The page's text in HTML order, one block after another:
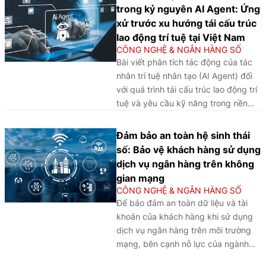
yêu cầu hoàn thiện khung pháp lý,
tăng cường an ninh dữ liệu và phát
triển hệ sinh thái tài chính số theo
hướng bền vững.
trong kỷ nguyên AI Agent: Ứng
xử trước xu hướng tái cấu trúc
lao động trí tuệ tại Việt Nam
CÔNG NGHỆ & NGÂN HÀNG SỐ
Bài viết phân tích tác động của tác
nhân trí tuệ nhân tạo (AI Agent) đối
với quá trình tái cấu trúc lao động trí
tuệ và yêu cầu kỹ năng trong nền
định hướng phát triển nguồn nhân
lực tại Việt Nam nhằm nâng cao
năng lực cộng tác với trí tuệ nhân
tạo (AI), thích ứng với chuyển đổi số
và tăng cường năng lực cạnh tranh
trong kỷ nguyên AI.
Đảm bảo an toàn hệ sinh thái
số: Bảo vệ khách hàng sử dụng
dịch vụ ngân hàng trên không
gian mạng
CÔNG NGHỆ & NGÂN HÀNG SỐ
Để bảo đảm an toàn dữ liệu và tài
khoản của khách hàng khi sử dụng
dịch vụ ngân hàng trên môi trường
mạng, bên cạnh nỗ lực của ngành